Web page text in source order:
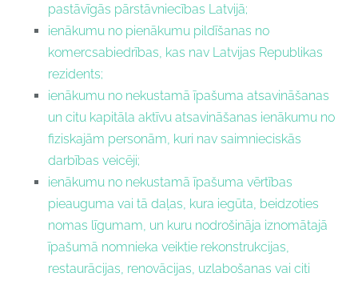
pastāvīgās pārstāvniecības Latvijā;
ienākumu no pienākumu pildīšanas no
komercsabiedrības, kas nav Latvijas Republikas
rezidents;
ienākumu no nekustamā īpašuma atsavināšanas
un citu kapitāla aktīvu atsavināšanas ienākumu no
fiziskajām personām, kuri nav saimnieciskās
darbības veicēji;
ienākumu no nekustamā īpašuma vērtības
pieauguma vai tā daļas, kura iegūta, beidzoties
nomas līgumam, un kuru nodrošināja iznomātajā
īpašumā nomnieka veiktie rekonstrukcijas,
restaurācijas, renovācijas, uzlabošanas vai citi